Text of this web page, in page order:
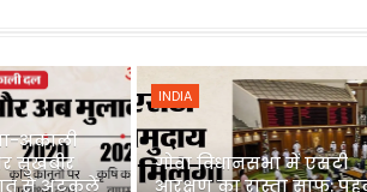
अकाली
सुखबीर
से अटकलें
INDIA
गोवा विधानसभा में एसटी
आरक्षण का रास्ता साफ: